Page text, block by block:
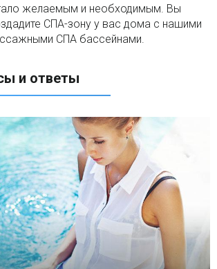
желаемым и необходимым. Вы
СПА-зону у вас дома с нашими
СПА бассейнами.
и ответы